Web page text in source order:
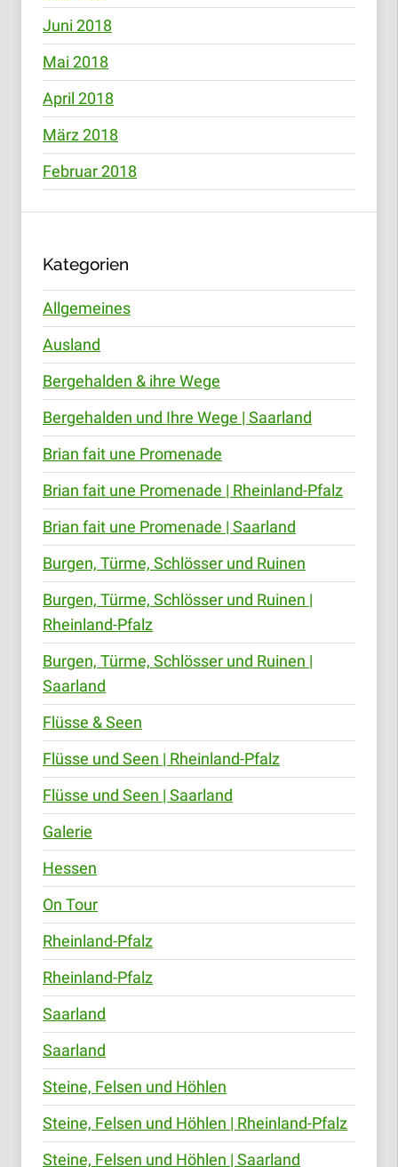
Juni 2018
Mai 2018
April 2018
März 2018
Februar 2018
Kategorien
Allgemeines
Ausland
Bergehalden & ihre Wege
Bergehalden und Ihre Wege | Saarland
Brian fait une Promenade
Brian fait une Promenade | Rheinland-Pfalz
Brian fait une Promenade | Saarland
Burgen, Türme, Schlösser und Ruinen
Burgen, Türme, Schlösser und Ruinen |
Rheinland-Pfalz
Burgen, Türme, Schlösser und Ruinen |
Saarland
Flüsse & Seen
Flüsse und Seen | Rheinland-Pfalz
Flüsse und Seen | Saarland
Galerie
Hessen
On Tour
Rheinland-Pfalz
Rheinland-Pfalz
Saarland
Saarland
Steine, Felsen und Höhlen
Steine, Felsen und Höhlen | Rheinland-Pfalz
Steine, Felsen und Höhlen | Saarland